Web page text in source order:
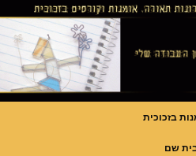
תאורה וסטודיו
לחלונות ולמחיצות דקורטיביות, קורסים
בזכוכית
שם